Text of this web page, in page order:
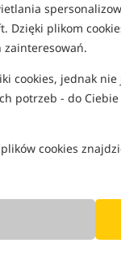
Dzięki plikom
zainteresowań.
cookies, jednak
potrzeb - do
cookies